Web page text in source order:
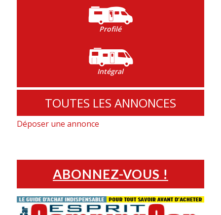
Profilé
Intégral
TOUTES LES ANNONCES
Déposer une annonce
ABONNEZ-VOUS !